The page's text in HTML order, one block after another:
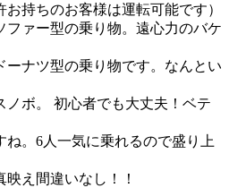
持ちのお客様は運転可能です）
ファー型の乗り物。遠心力のバケ
ーナツ型の乗り物です。なんとい
ノボ。 初心者でも大丈夫！ベテ
ね。6人一気に乗れるので盛り上
映え間違いなし！！